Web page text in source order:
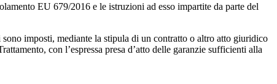
EU 679/2016 e le istruzioni ad esso impartite da parte del
imposti, mediante la stipula di un contratto o altro atto giuridico
con l’espressa presa d’atto delle garanzie sufficienti alla